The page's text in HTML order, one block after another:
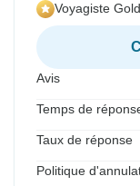
Voyagiste Gold
Avis
Temps de
Taux de réponse
Politique